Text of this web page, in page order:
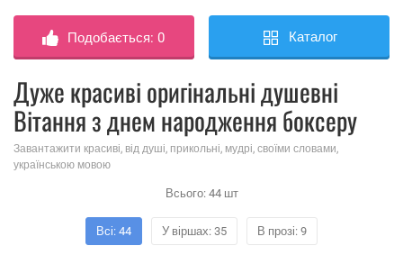
Подобається:0 Каталог
Дуже красиві оригінальні душевні
Вітання з днем ​​народження боксеру
Завантажити красиві, від душі, прикольні, мудрі, своїми словами,
українською мовою
Всього: 44шт
Всі: 44 У віршах: 35 В прозі: 9